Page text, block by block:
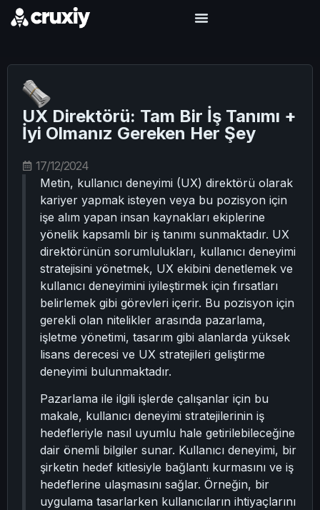
UX Direktörü: Tam Bir İş Tanımı +
İyi Olmanız Gereken Her Şey
17/12/2024
Metin, kullanıcı deneyimi (UX) direktörü olarak
kariyer yapmak isteyen veya bu pozisyon için
işe alım yapan insan kaynakları ekiplerine
yönelik kapsamlı bir iş tanımı sunmaktadır. UX
direktörünün sorumlulukları, kullanıcı deneyimi
stratejisini yönetmek, UX ekibini denetlemek ve
kullanıcı deneyimini iyileştirmek için fırsatları
belirlemek gibi görevleri içerir. Bu pozisyon için
gerekli olan nitelikler arasında pazarlama,
işletme yönetimi, tasarım gibi alanlarda yüksek
lisans derecesi ve UX stratejileri geliştirme
deneyimi bulunmaktadır.
Pazarlama ile ilgili işlerde çalışanlar için bu
makale, kullanıcı deneyimi stratejilerinin iş
hedefleriyle nasıl uyumlu hale getirilebileceğine
dair önemli bilgiler sunar. Kullanıcı deneyimi, bir
şirketin hedef kitlesiyle bağlantı kurmasını ve iş
hedeflerine ulaşmasını sağlar. Örneğin, bir
uygulama tasarlarken kullanıcıların ihtiyaçlarını